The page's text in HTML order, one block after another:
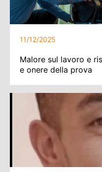
11/12/2025
Malore sul lavoro e
e onere della prova